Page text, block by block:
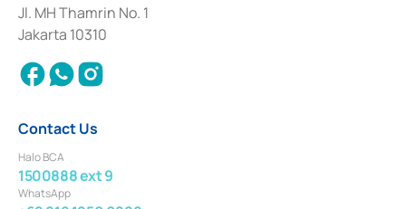
Institution for the Issuance, Transaction, and Administration and
Settlement of Commercial Paper Transactions whose license was issued in
2018.
Jl. MH Thamrin No. 1
Jakarta 10310
Contact Us
Halo BCA
1500888 ext 9
WhatsApp